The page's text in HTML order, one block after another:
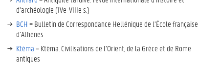
d’archéologie (IVe-VIIIe s.)
BCH= Bulletin de Correspondance Hellénique de l’École française
d’Athènes
Ktèma= Ktèma. Civilisations de l’Orient, de la Grèce et de Rome
antiques